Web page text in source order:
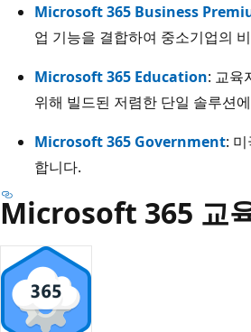
Microsoft 365 Business
업 기능을 결합하여 중소기업의
Microsoft 365 Education: 교육
위해 빌드된 저렴한 단일 솔루션
Microsoft 365 Government:
합니다.
Microsoft 365 교